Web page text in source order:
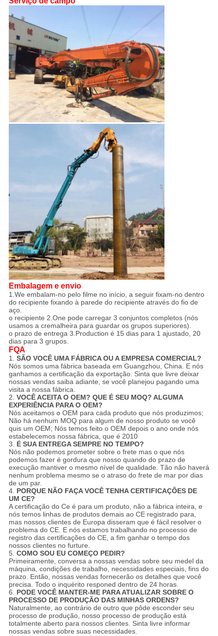
Embalagem e envio
1.We embalam-no pelo filme no início, a seguir fixam-no dentro
do recipiente fixando à parede do recipiente através do fio de
aço.
o recipiente 2.One pode carregar 3 conjuntos completos (nós
usamos a cremalheira para guardar os grupos superiores).
o prazo de entrega 3.Production é 15 dias para 1 ajustado, 20
dias para 3 grupos.
FQA
1. SÃO VOCÊ UMA FÁBRICA OU A EMPRESA COMERCIAL?
Nós somos uma fábrica baseada em Guangzhou, China. E nós
ganhamos a certificação da exportação. Sinta que livre deixar
nossas vendas saiba adiante, se você planejou pagando uma
visita a nossa fábrica.
2. VOCÊ ACEITA O OEM? QUE É SEU MOQ? ALGUMA
EXPERIÊNCIA PARA O OEM?
Nós aceitamos o OEM para cada produto que nós produzimos;
Não há nenhum MOQ para algum de nosso produto se você
quis um OEM; Nós temos feito o OEM depois o ano onde nós
estabelecemos nossa fábrica, que é 2010
3. É SUA ENTREGA SEMPRE NO TEMPO?
Nós não podemos prometer sobre o frete mas o que nós
podemos fazer é gordura que nosso quando do prazo de
execução mantiver o mesmo nível de qualidade. Tão não haverá
nenhum problema mesmo se o atraso do frete de mar por dias
de um par.
4. PORQUE NÃO FAÇA VOCÊ TENHA CERTIFICAÇÕES DE
UM CE?
A certificação do Ce é para um produto, não a fábrica inteira, e
nós temos linhas de produtos demais ao CE registrado para,
mas nossos clientes de Europa disseram que é fácil resolver o
problema do CE. E nós estamos trabalhando no processo de
registro das certificações do CE, a fim ganhar o tempo dos
nossos clientes no furture.
5. COMO SOU EU COMEÇO PEDIR?
Primeiramente, conversa a nossas vendas sobre seu medel da
máquina, condições de trabalho, necessidades especiais, fins do
prazo. Então, nossas vendas fornecerão os detalhes que você
precisa. Todo o inquérito responed dentro de 24 horas.
6. PODE VOCÊ MANTER-ME PARA ATUALIZAR SOBRE O
PROCESSO DE PRODUÇÃO DAS MINHAS ORDENS?
Naturalmente, ao contrário de outro que pôde esconder seu
processo de produção, nosso processo de produção está
totalmente aberto para nossos clientes. Sinta livre informar
nossas vendas sobre suas necessidades.